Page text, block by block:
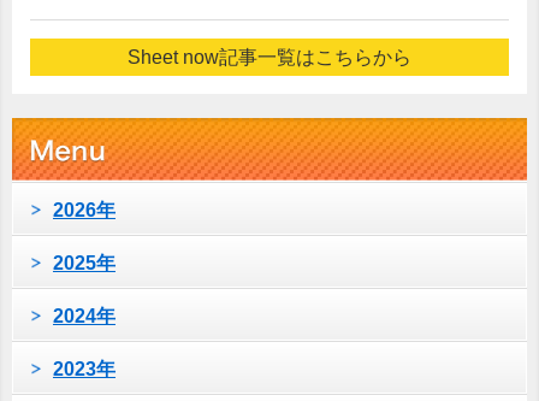
Sheet now記事一覧はこちらから
2026年
2025年
2024年
2023年